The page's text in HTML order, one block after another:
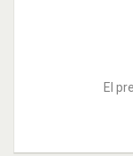
El